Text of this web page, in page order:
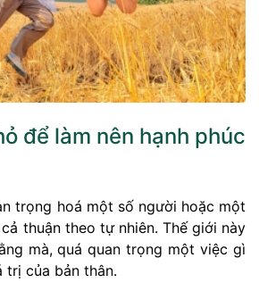
để làm nên hạnh phúc
trọng hoá một số người hoặc một
thuận theo tự nhiên. Thế giới này
mà, quá quan trọng một việc gì
trị của bản thân.